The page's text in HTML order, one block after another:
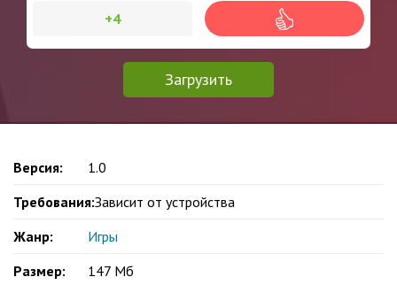
Загрузить
+4
Версия:
1.0
Требования:Зависит от устройства
Жанр:
Игры
Размер:
147 Мб